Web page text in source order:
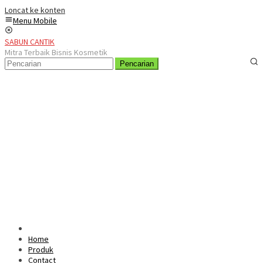
Loncat ke konten
Menu Mobile
SABUN CANTIK
Mitra Terbaik Bisnis Kosmetik
Pencarian
Home
Produk
Contact